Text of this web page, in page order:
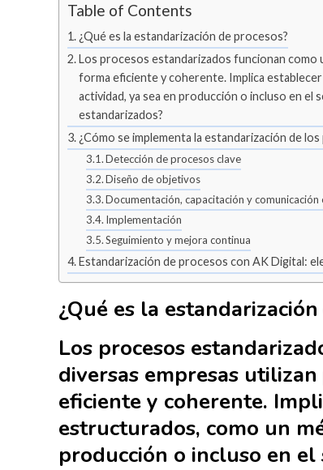
Table of Contents
¿Qué es la estandarización de procesos?
Los procesos estandarizados funcionan como
forma eficiente y coherente. Implica
actividad, ya sea en producción o incluso en
estandarizados?
¿Cómo se implementa la estandarización de
Detección de procesos clave
Diseño de objetivos
Documentación, capacitación y
Implementación
Seguimiento y mejora continua
Estandarización de procesos con AK Digital:
¿Qué es la
Los procesos
diversas empresas
eficiente y coherente.
estructurados, como un
producción o incluso en